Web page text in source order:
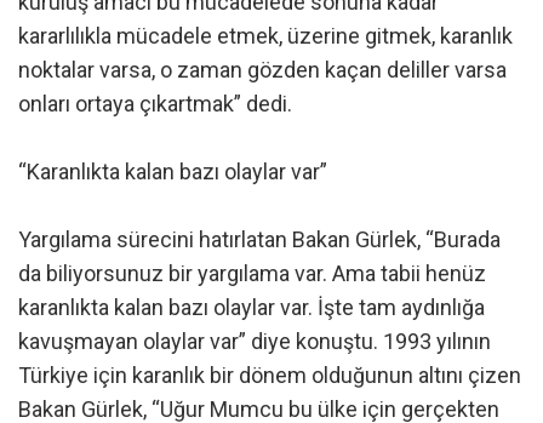
kararlılıkla mücadele etmek, üzerine gitmek, karanlık
noktalar varsa, o zaman gözden kaçan deliller varsa
onları ortaya çıkartmak” dedi.
“Karanlıkta kalan bazı olaylar var”
Yargılama sürecini hatırlatan Bakan Gürlek, “Burada
da biliyorsunuz bir yargılama var. Ama tabii henüz
karanlıkta kalan bazı olaylar var. İşte tam aydınlığa
kavuşmayan olaylar var” diye konuştu. 1993 yılının
Türkiye için karanlık bir dönem olduğunun altını çizen
Bakan Gürlek, “Uğur Mumcu bu ülke için gerçekten